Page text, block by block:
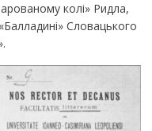
колі» Ридла,
Словацького